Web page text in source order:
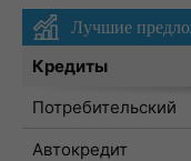
Лучшие
Кредиты
Потребительский
Автокредит